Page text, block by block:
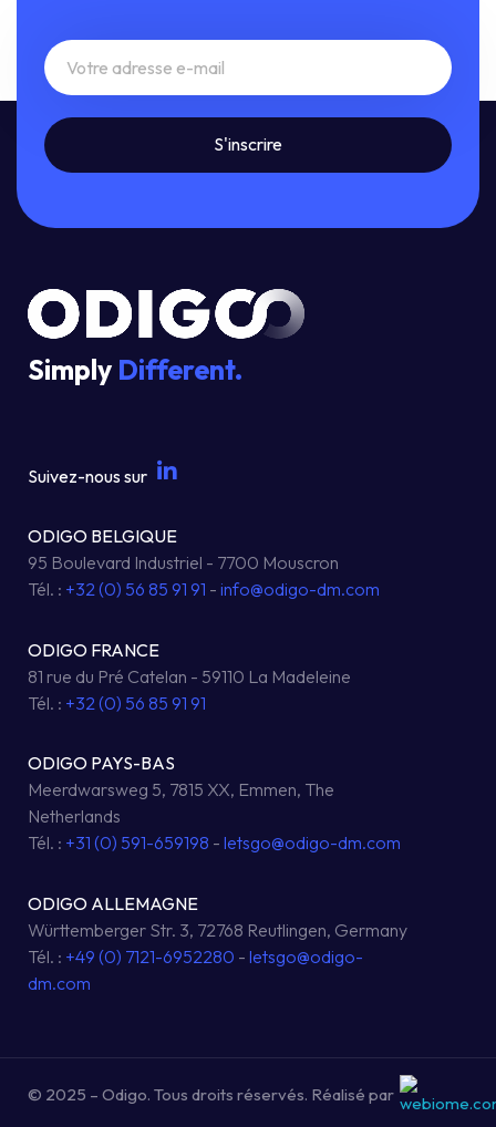
Simply Different.
Suivez-nous sur
ODIGO BELGIQUE
95 Boulevard Industriel - 7700 Mouscron
Tél. : +32 (0) 56 85 91 91 - info@odigo-dm.com
ODIGO FRANCE
81 rue du Pré Catelan - 59110 La Madeleine
Tél. : +32 (0) 56 85 91 91
ODIGO PAYS-BAS
Meerdwarsweg 5, 7815 XX, Emmen, The
Netherlands
Tél. : +31 (0) 591-659198 - letsgo@odigo-dm.com
ODIGO ALLEMAGNE
Württemberger Str. 3, 72768 Reutlingen, Germany
Tél. : +49 (0) 7121-6952280 - letsgo@odigo-
dm.com
© 2025 – Odigo. Tous droits réservés. Réalisé par